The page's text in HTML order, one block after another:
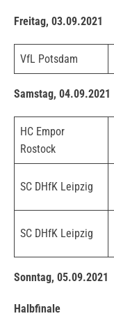
Freitag, 03.09.2021
VfL Potsdam
Samstag, 04.09.2021
HC Empor
Rostock
SC DHfK Leipzig
SC DHfK Leipzig
Sonntag, 05.09.2021
Halbfinale